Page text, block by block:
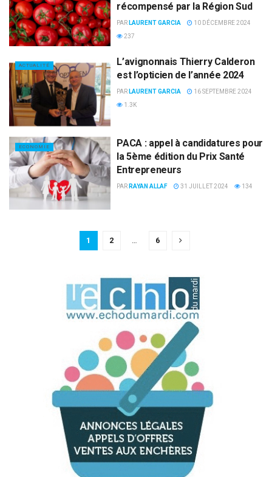
récompensé par la Région Sud
PAR LAURENT GARCIA
10 DÉCEMBRE 2024
237
ACTUALITÉ
L’avignonnais Thierry Calderon
est l’opticien de l’année 2024
PAR LAURENT GARCIA
16 SEPTEMBRE 2024
1.3K
ECONOMIE
PACA : appel à candidatures pour
la 5ème édition du Prix Santé
Entrepreneurs
PAR RAYAN ALLAF 31 JUILLET 2024 134
1 2 6